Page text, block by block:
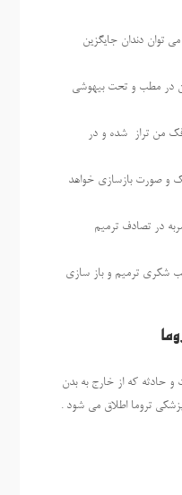
توان دندان جایگزین
در مطب و تحت بیهوشی
فک من تراز شده و در
و صورت بازسازی خواهد
در تصادف ترمیم
لب شکری ترمیم و باز سازی
حادثه که از خارج به بدن
تروما اطلاق می شود .